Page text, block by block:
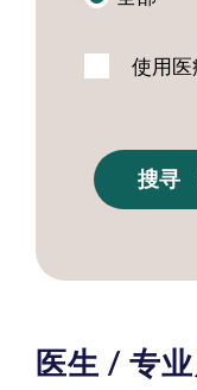
使用医
搜寻
医生 / 专